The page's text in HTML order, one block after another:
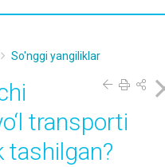
So'nggi yangiliklar
transporti
tashilgan?